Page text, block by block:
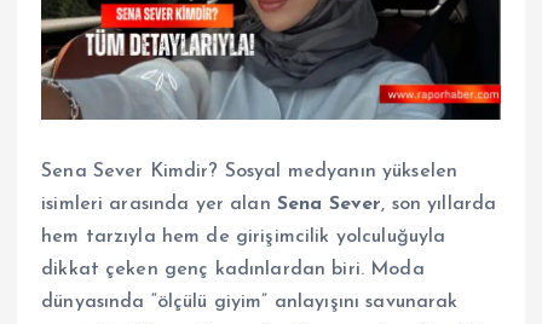
Sena Sever Kimdir? Sosyal medyanın yükselen
isimleri arasında yer alan Sena Sever, son yıllarda
hem tarzıyla hem de girişimcilik yolculuğuyla
dikkat çeken genç kadınlardan biri. Moda
dünyasında “ölçülü giyim” anlayışını savunarak